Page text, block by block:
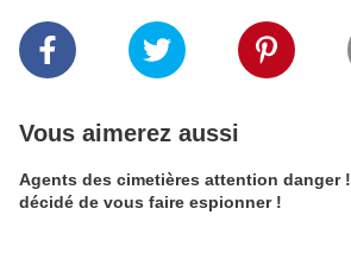
Vous aimerez aussi
Agents des cimetières attention danger ! L’administration a
décidé de vous faire espionner !